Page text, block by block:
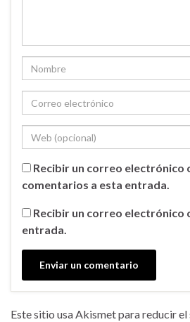
Recibir un correo electrónico
comentarios a esta entrada.
Recibir un correo electrónico
entrada.
Este sitio usa Akismet para reducir el